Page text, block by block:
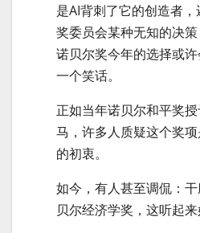
是AI背刺了它的创造者
奖委员会某种无知的决策
诺贝尔奖今年的选择或
一个笑话。
正如当年诺贝尔和平奖
马，许多人质疑这个奖
的初衷。
如今，有人甚至调侃：
贝尔经济学奖，这听起来